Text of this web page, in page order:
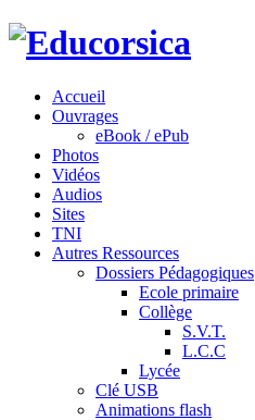
Accueil
Ouvrages
eBook / ePub
Photos
Vidéos
Audios
Sites
TNI
Autres Ressources
Dossiers Pédagogiques
Ecole primaire
Collège
S.V.T.
L.C.C
Lycée
Clé USB
Animations flash